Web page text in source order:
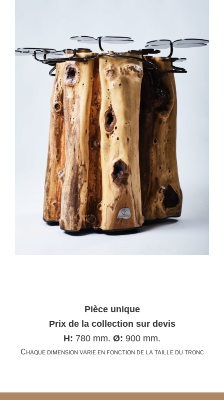
Pièce unique
Prix de la collection sur devis
H: 780 mm. Ø: 900 mm.
Chaque dimension varie en fonction de la taille du tronc